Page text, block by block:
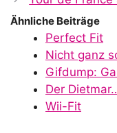
Ähnliche Beiträge
Perfect Fit
Nicht ganz
Gifdump:
Der
Wii-Fit